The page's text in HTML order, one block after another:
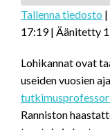
SHARE
LINK
EMBED
Tallenna tiedosto |
17:19| Äänitetty
Lohikannat ovat
useiden vuosien
Ranniston